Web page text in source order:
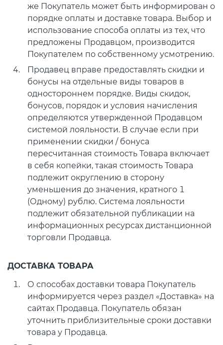
же Покупатель может быть информирован о
порядке оплаты и доставке товара. Выбор и
использование способа оплаты из тех, что
предложены Продавцом, производится
Покупателем по собственному усмотрению.
Продавец вправе предоставлять скидки и
бонусы на отдельные виды товаров в
одностороннем порядке. Виды скидок,
бонусов, порядок и условия начисления
определяются утвержденной Продавцом
системой лояльности. В случае если при
применении скидки / бонуса
пересчитанная стоимость Товара включает
в себя копейки, такая стоимость Товара
подлежит округлению в сторону
уменьшения до значения, кратного 1
(Одному) рублю. Система лояльности
подлежит обязательной публикации на
информационных ресурсах дистанционной
торговли Продавца.
ДОСТАВКА ТОВАРА
О способах доставки товара Покупатель
информируется через раздел «Доставка» на
сайтах Продавца. Покупатель обязан
уточнить приблизительные сроки доставки
товара у Продавца.